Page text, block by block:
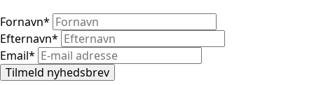
Fornavn*
Efternavn*
Email*
Tilmeld nyhedsbrev